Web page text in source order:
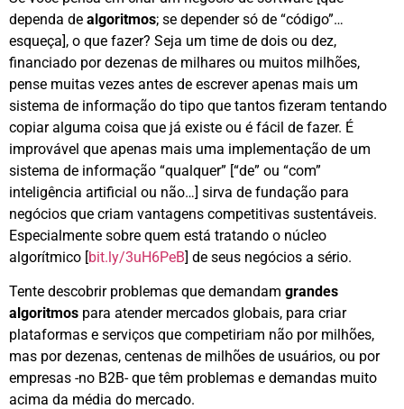
dependa de algoritmos; se depender só de “código”…
esqueça], o que fazer? Seja um time de dois ou dez,
financiado por dezenas de milhares ou muitos milhões,
pense muitas vezes antes de escrever apenas mais um
sistema de informação do tipo que tantos fizeram tentando
copiar alguma coisa que já existe ou é fácil de fazer. É
improvável que apenas mais uma implementação de um
sistema de informação “qualquer” [“de” ou “com”
inteligência artificial ou não…] sirva de fundação para
negócios que criam vantagens competitivas sustentáveis.
Especialmente sobre quem está tratando o núcleo
algorítmico [bit.ly/3uH6PeB] de seus negócios a sério.
Tente descobrir problemas que demandam grandes
algoritmos para atender mercados globais, para criar
plataformas e serviços que competiriam não por milhões,
mas por dezenas, centenas de milhões de usuários, ou por
empresas -no B2B- que têm problemas e demandas muito
acima da média do mercado.